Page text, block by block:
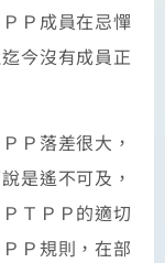
Ｐ成員在忌憚
今沒有成員正
Ｐ落差很大，
是遙不可及，
ＴＰＰ的適切
Ｐ規則，在部